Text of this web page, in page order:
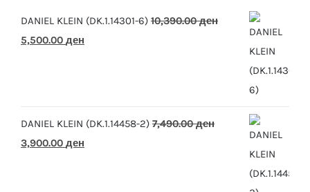
DANIEL KLEIN (DK.1.14301-6) 10,390.00ден
Original
5,500.00 ден
DANIEL KLEIN (DK.1.14458-2) 7,490.00ден
Original
3,900.00 ден